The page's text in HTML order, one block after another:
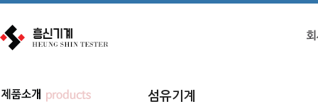
섬유기계